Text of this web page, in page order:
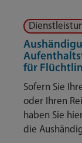
für
Sofern Sie
oder Ihren
haben Sie
die